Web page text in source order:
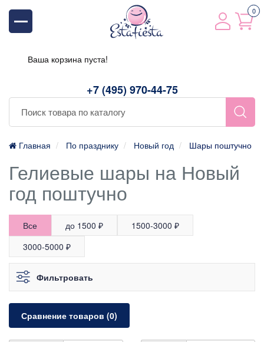
+7 (495) 970-44-75
0
Ваша корзина пуста!
Главная По празднику Новый год Шары поштучно
Гелиевые шары на Новый
год поштучно
Все до 1500 ₽
1500-3000 ₽
3000-5000 ₽
Фильтровать
Сравнение товаров (0)